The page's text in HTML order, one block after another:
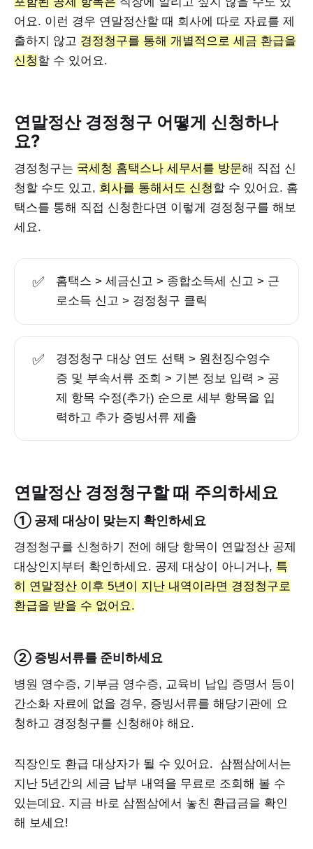
어요. 이런 경우 연말정산할 때 회사에 따로 자료를 제
출하지 않고 경정청구를 통해 개별적으로 세금 환급을
신청할 수 있어요.
연말정산 경정청구 어떻게 신청하나
요?
경정청구는 국세청 홈택스나 세무서를 방문해 직접 신
청할 수도 있고, 회사를 통해서도 신청할 수 있어요. 홈
택스를 통해 직접 신청한다면 이렇게 경정청구를 해보
세요.
✅
홈택스 > 세금신고 > 종합소득세 신고 > 근
로소득 신고 > 경정청구 클릭
✅
경정청구 대상 연도 선택 > 원천징수영수
증 및 부속서류 조회 > 기본 정보 입력 > 공
제 항목 수정(추가) 순으로 세부 항목을 입
력하고 추가 증빙서류 제출
연말정산 경정청구할 때 주의하세요
① 공제 대상이 맞는지 확인하세요
경정청구를 신청하기 전에 해당 항목이 연말정산 공제
대상인지부터 확인하세요. 공제 대상이 아니거나, 특
히 연말정산 이후 5년이 지난 내역이라면 경정청구로
환급을 받을 수 없어요.
② 증빙서류를 준비하세요
병원 영수증, 기부금 영수증, 교육비 납입 증명서 등이
간소화 자료에 없을 경우, 증빙서류를 해당기관에 요
청하고 경정청구를 신청해야 해요.
직장인도 환급 대상자가 될 수 있어요. 삼쩜삼에서는
지난 5년간의 세금 납부 내역을 무료로 조회해 볼 수
있는데요. 지금 바로 삼쩜삼에서 놓친 환급금을 확인
해 보세요!